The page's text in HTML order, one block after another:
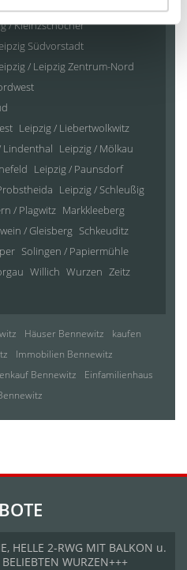
/ Kleinzschocher
Südvorstadt
/ Leipzig Zentrum-Nord
Leipzig / Liebertwolkwitz
Lindenthal Leipzig / Mölkau
Leipzig / Paunsdorf
Leipzig / Schleußig
/ Plagwitz Markkleeberg
/ Gleisberg Schkeuditz
Solingen / Papiermühle
Willich Wurzen Zeitz
Häuser Bennewitz
kaufen
Immobilien Bennewitz
Bennewitz
Einfamilienhaus
HELLE 2-RWG MIT BALKON u.
WURZEN+++